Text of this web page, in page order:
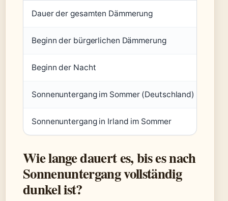
Dauer der gesamten Dämmerung
Beginn der bürgerlichen Dämmerung
Beginn der Nacht
Sonnenuntergang im Sommer (Deutschland)
Sonnenuntergang in Irland im Sommer
Wie lange dauert es, bis es nach
Sonnenuntergang vollständig
dunkel ist?